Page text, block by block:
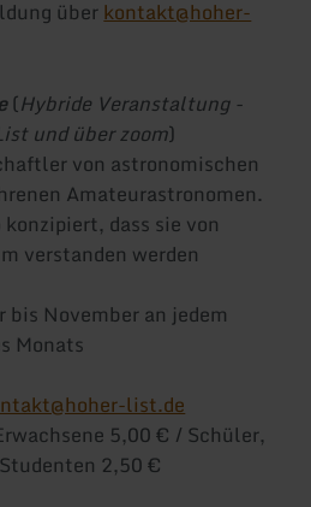
überkontakt@hoher-
(Hybride Veranstaltung -
und über zoom)
von astronomischen
Amateurastronomen.
dass sie von
verstanden werden
bis November an jedem
Monats
list.de
5,00 € / Schüler,
2,50 €